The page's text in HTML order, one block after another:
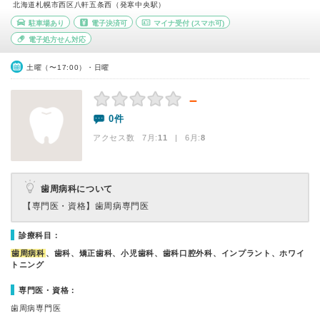
北海道札幌市西区八軒五条西（発寒中央駅）
駐車場あり 電子決済可 マイナ受付 (スマホ可)
電子処方せん対応
土曜（〜17:00）・日曜
－
0件
アクセス数 7月:11 | 6月:8
歯周病科について
【専門医・資格】 歯周病専門医
診療科目：
歯周病科 、歯科、矯正歯科、小児歯科、歯科口腔外科、インプラント、ホワイ
トニング
専門医・資格：
歯周病専門医